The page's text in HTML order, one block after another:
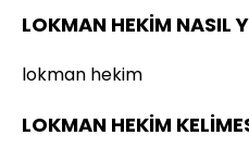
LOKMAN HEKİM NASIL
lokman hekim
LOKMAN HEKİM